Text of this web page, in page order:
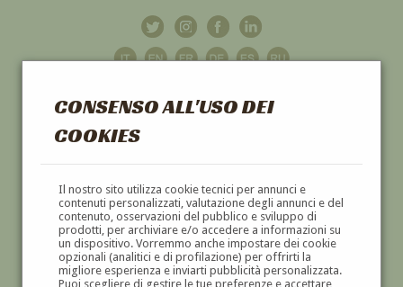
CONSENSO ALL'USO DEI
COOKIES
Il nostro sito utilizza cookie tecnici per annunci e
contenuti personalizzati, valutazione degli annunci e del
contenuto, osservazioni del pubblico e sviluppo di
prodotti, per archiviare e/o accedere a informazioni su
un dispositivo. Vorremmo anche impostare dei cookie
opzionali (analitici e di profilazione) per offrirti la
migliore esperienza e inviarti pubblicità personalizzata.
Puoi scegliere di gestire le tue preferenze e accettare,
GALLERIAD'ARTE
DIPINTI E SCULTURE '800 E '900